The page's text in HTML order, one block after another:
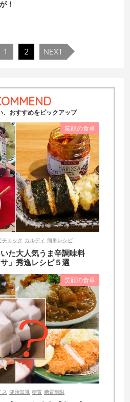
！
1 2 NEXT
、おすすめをピックアップ
笑顔の食卓
チェック カルディ 簡単レシピ
た大人気うま辛調味料
」秀逸レシピ５選
笑顔の食卓
ス 健康知識 糖質 糖質制限